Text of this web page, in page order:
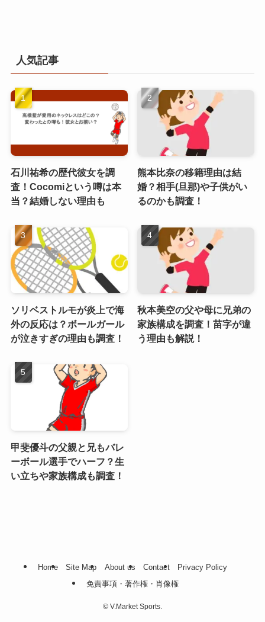
人気記事
石川祐希の歴代彼女を調
査！Cocomiという噂は本
当？結婚しない理由も
熊本比奈の移籍理由は結
婚？相手(旦那)や子供がい
るのかも調査！
ソリベストルモが炎上で海
外の反応は？ボールガール
が泣きすぎの理由も調査！
秋本美空の父や母に兄弟の
家族構成を調査！苗字が違
う理由も解説！
甲斐優斗の父親と兄もバレ
ーボール選手でハーフ？生
い立ちや家族構成も調査！
Home Site Map About us Contact
Privacy Policy
免責事項・著作権・肖像権
© V.Market Sports.